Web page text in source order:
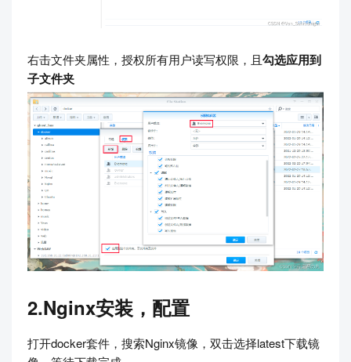
右击文件夹属性，授权所有用户读写权限，且勾选应用到
子文件夹
2.Nginx安装，配置
打开docker套件，搜索Nginx镜像，双击选择latest下载镜